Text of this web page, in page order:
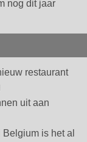
nog dit jaar
restaurant
uit aan
is het al